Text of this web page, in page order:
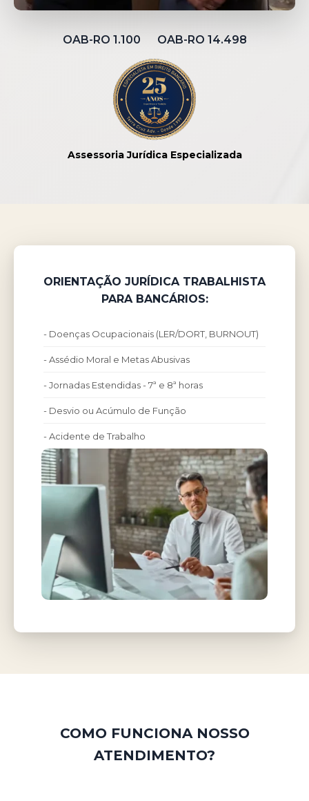
OAB-RO 1.100 OAB-RO 14.498
Assessoria Jurídica Especializada
ORIENTAÇÃO JURÍDICA TRABALHISTA
PARA BANCÁRIOS:
- Doenças Ocupacionais (LER/DORT, BURNOUT)
- Assédio Moral e Metas Abusivas
- Jornadas Estendidas - 7ª e 8ª horas
- Desvio ou Acúmulo de Função
- Acidente de Trabalho
COMO FUNCIONA NOSSO
ATENDIMENTO?